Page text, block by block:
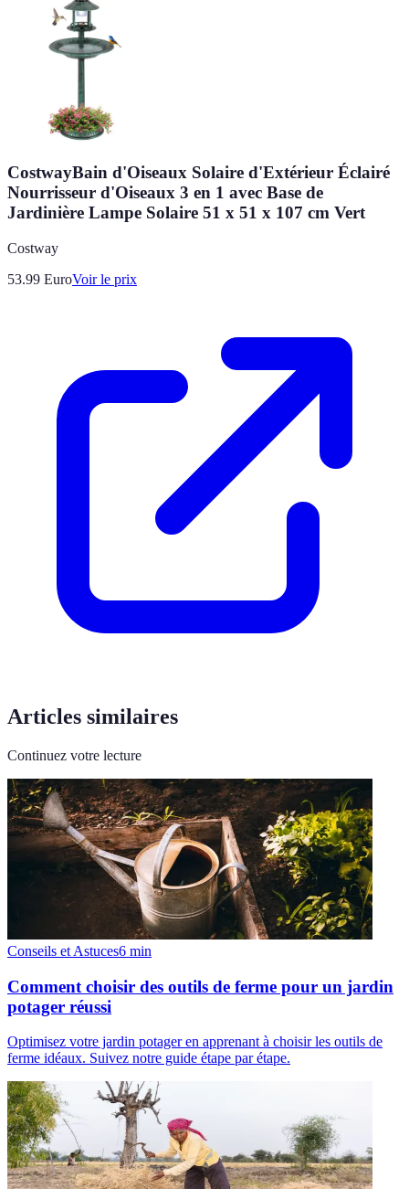
CostwayBain d'Oiseaux Solaire d'Extérieur Éclairé
Nourrisseur d'Oiseaux 3 en 1 avec Base de
Jardinière Lampe Solaire 51 x 51 x 107 cm Vert
Costway
53.99 EuroVoir le prix
Articles similaires
Continuez votre lecture
Conseils et Astuces6 min
Comment choisir des outils de ferme pour un jardin
potager réussi
Optimisez votre jardin potager en apprenant à choisir les outils de
ferme idéaux. Suivez notre guide étape par étape.